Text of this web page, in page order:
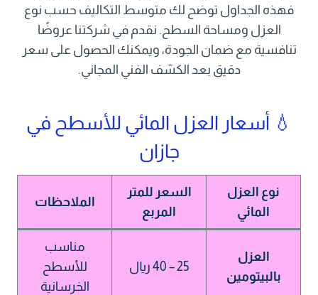
فهذه الجداول توضح لك متوسط التكاليف حسب نوع
العزل ومساحة السطح. نقدم في شركتنا عروضًا
تنافسية مع ضمان الجودة، ويمكنك الحصول على سعر
دقيق بعد الكشف الفني المجاني.
💧 أسعار العزل المائي للأسطح في
جازان
نوع العزل
المائي
السعر للمتر
المربع
الملاحظات
العزل
بالبيتومين
25 – 40 ريال
مناسب
للأسطح
الخرسانية